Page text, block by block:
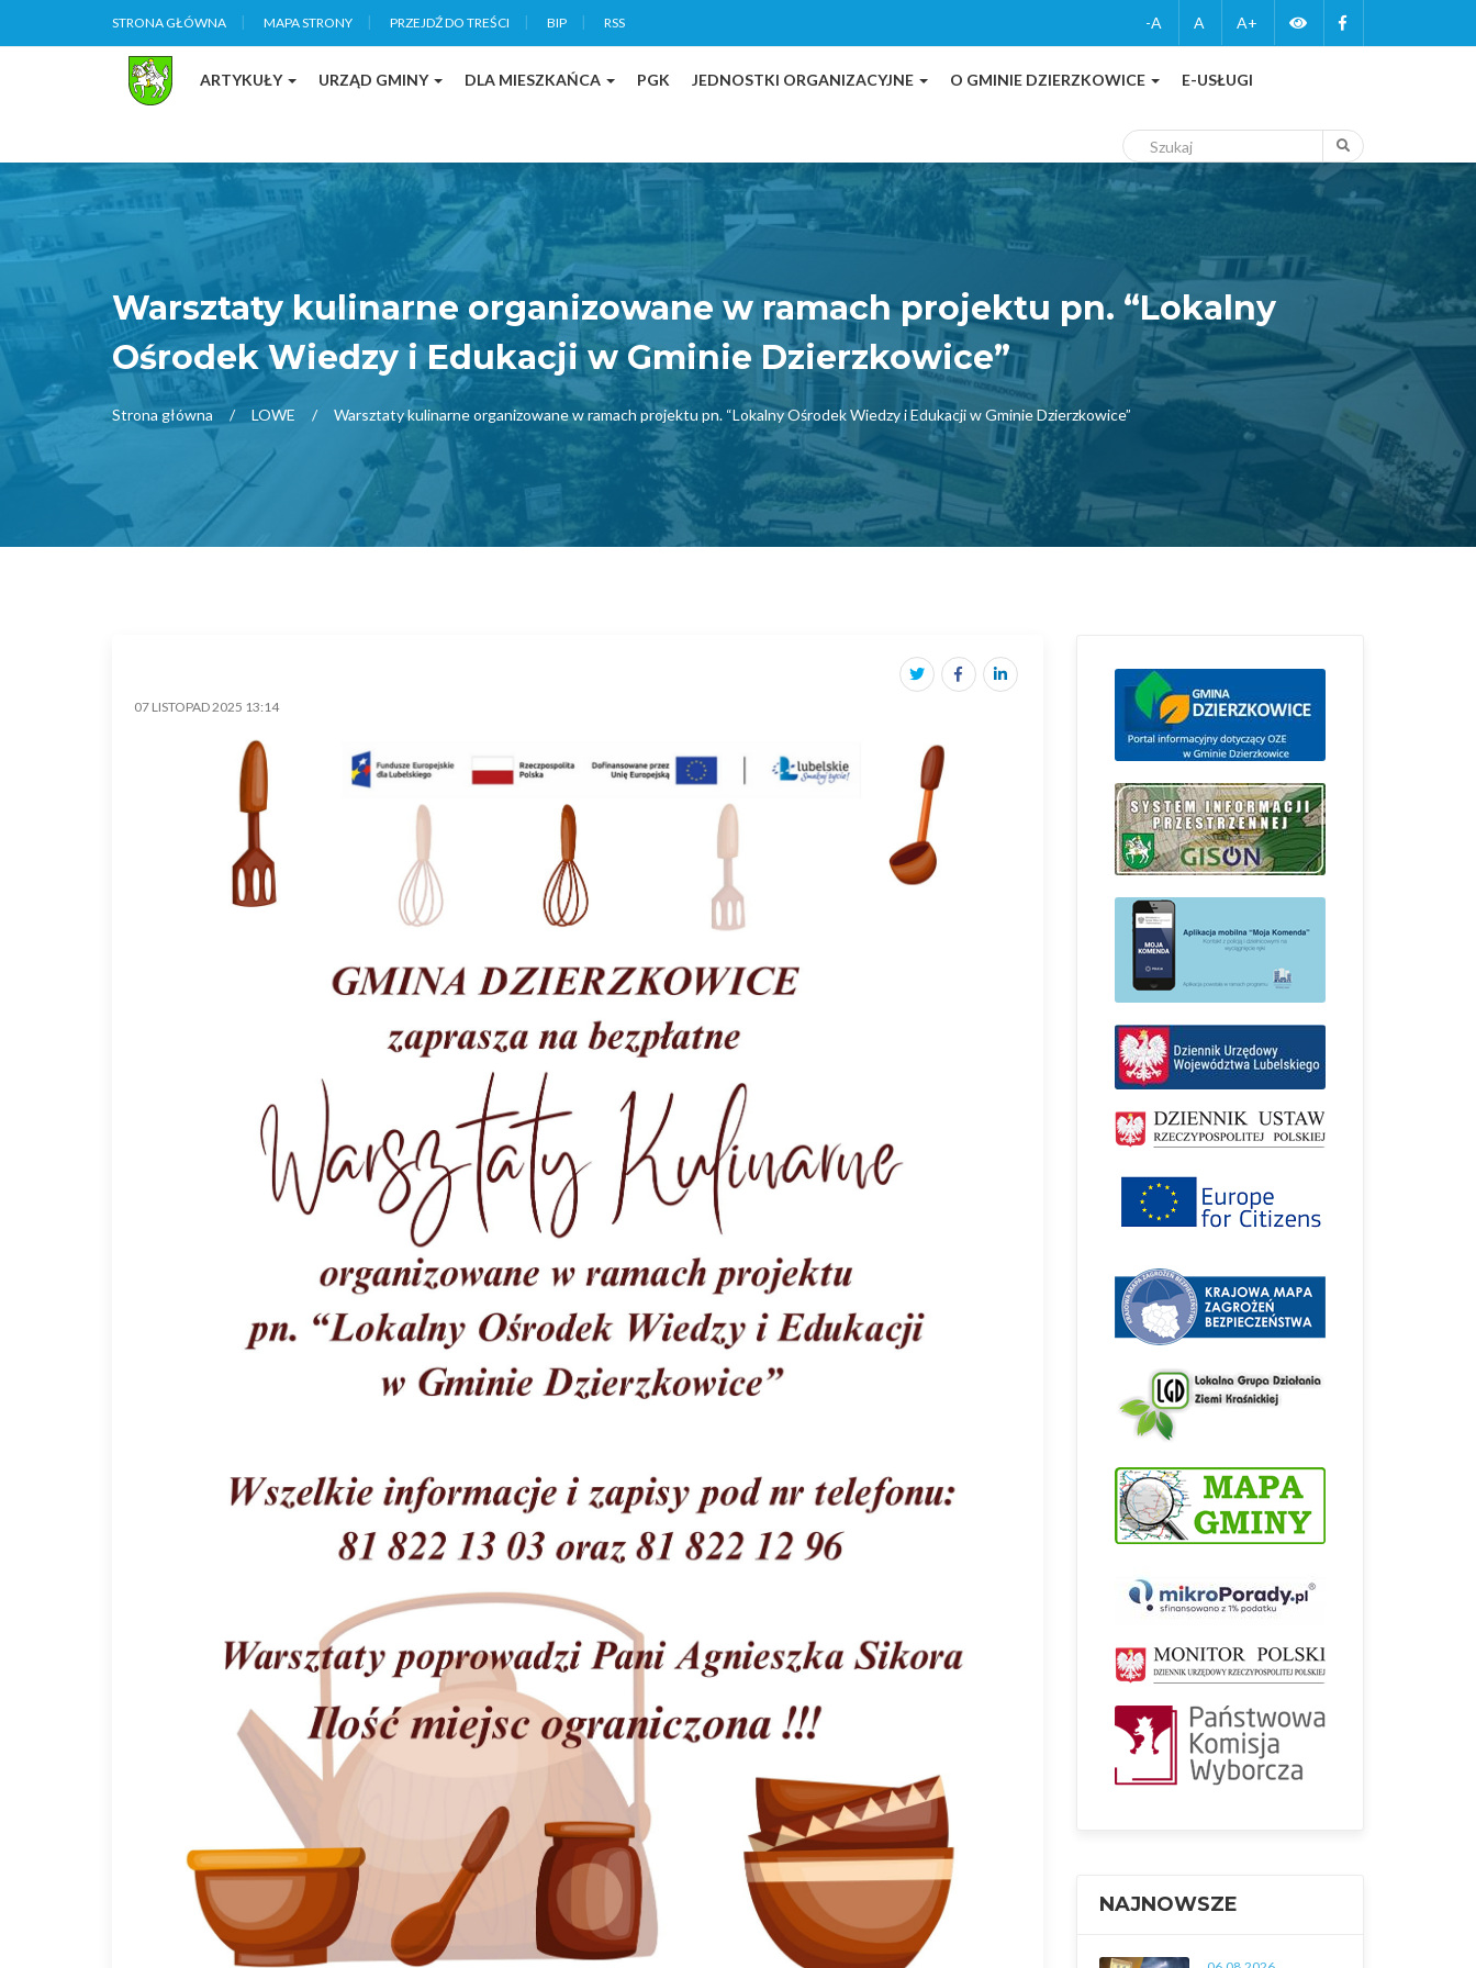
STRONA GŁÓWNA MAPA STRONY PRZEJDŹ DO TREŚCI BIP RSS -A A A+ ZmieńFacebook
ARTYKUŁY URZĄD GMINY DLA MIESZKAŃCA PGK JEDNOSTKI ORGANIZACYJNE O GMINIE DZIERZKOWICE E-USŁUGI
Szukaj Szukaj
Warsztaty kulinarne organizowane w ramach projektu pn. “Lokalny
Ośrodek Wiedzy i Edukacji w Gminie Dzierzkowice”
Strona główna LOWE Warsztaty kulinarne organizowane w ramach projektu pn. “Lokalny Ośrodek Wiedzy i Edukacji w Gminie Dzierzkowice”
07 LISTOPAD 2025 13:14
NAJNOWSZE